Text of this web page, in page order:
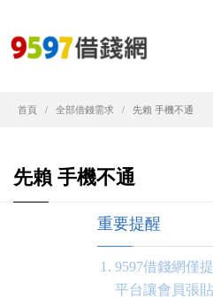
首頁 全部借錢需求 先賴 手機不通
先賴 手機不通
重要提醒
9597借錢網僅
平台讓會員張